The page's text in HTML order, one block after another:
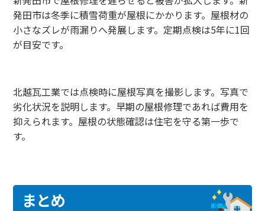
発田市は冬季に積雪荷重が屋根にかかります。屋根材の
小さなズレが雨漏りへ発展します。定期点検は5年に1回
が目安です。
北越瓦工業では点検時に屋根写真を撮影します。写真で
劣化状況を説明します。早期の屋根修理であれば費用を
抑えられます。屋根の状態確認は住宅を守る第一歩で
す。
まとめ